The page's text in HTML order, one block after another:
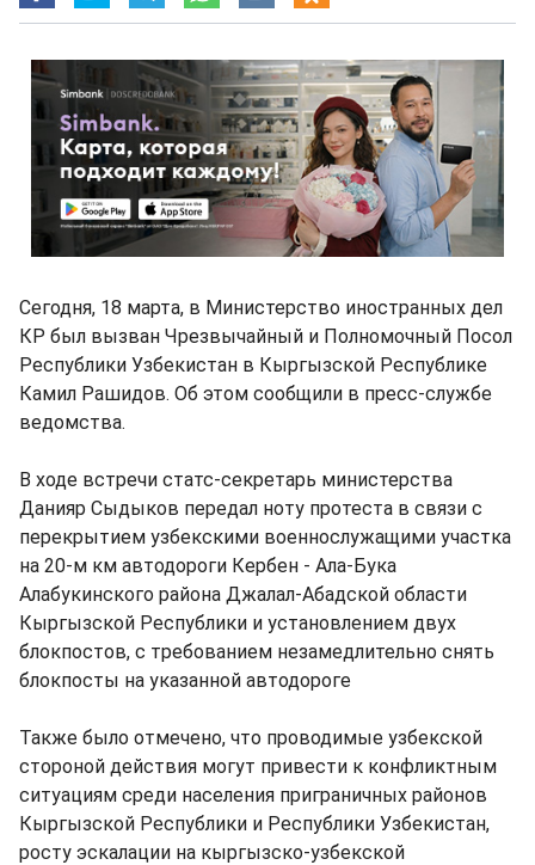
Сегодня, 18 марта, в Министерство иностранных дел
КР был вызван Чрезвычайный и Полномочный Посол
Республики Узбекистан в Кыргызской Республике
Камил Рашидов. Об этом сообщили в пресс-службе
ведомства.
В ходе встречи статс-секретарь министерства
Данияр Сыдыков передал ноту протеста в связи с
перекрытием узбекскими военнослужащими участка
на 20-м км автодороги Кербен - Ала-Бука
Алабукинского района Джалал-Абадской области
Кыргызской Республики и установлением двух
блокпостов, с требованием незамедлительно снять
блокпосты на указанной автодороге
Также было отмечено, что проводимые узбекской
стороной действия могут привести к конфликтным
ситуациям среди населения приграничных районов
Кыргызской Республики и Республики Узбекистан,
росту эскалации на кыргызско-узбекской